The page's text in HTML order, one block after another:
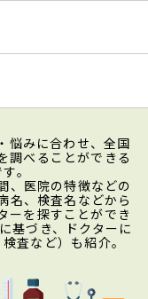
悩みに合わせ、全国
調べることができる
。
、医院の特徴などの
名、検査名などから
ーを探すことができ
基づき、ドクターに
査など）も紹介。